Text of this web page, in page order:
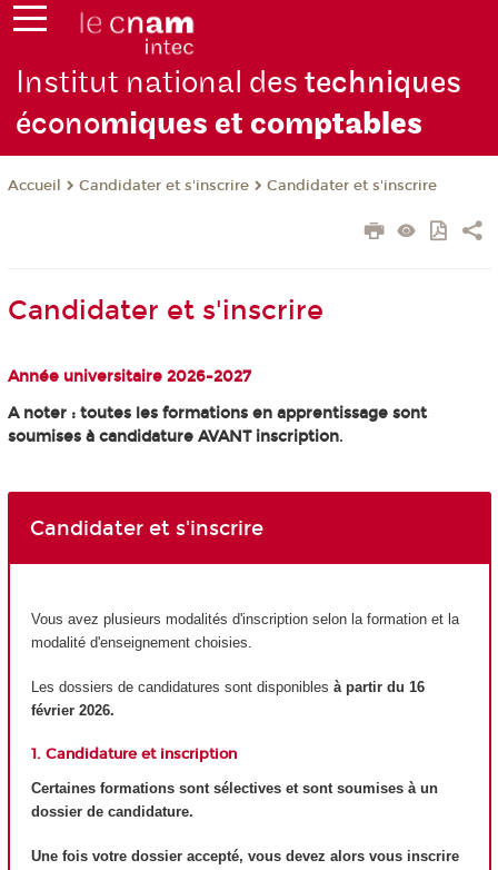
Institut national destechniques
économiques et comptables
Accueil Candidater et s'inscrire Candidater et s'inscrire
Candidater et s'inscrire
Année universitaire 2026-2027
A noter : toutes les formations en apprentissage sont
soumises à candidature AVANT inscription.
Candidater et s'inscrire
Vous avez plusieurs modalités d'inscription selon la formation et la
modalité d'enseignement choisies.
Les dossiers de candidatures sont disponibles à partir du 16
février 2026.
1. Candidature et inscription
Certaines formations sont sélectives et sont soumises à un
dossier de candidature.
Une fois votre dossier accepté, vous devez alors vous inscrire